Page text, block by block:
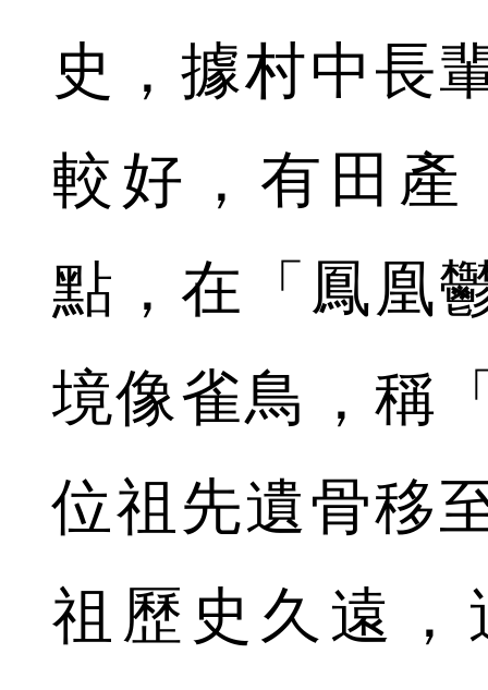
史，據村中長
較好，有田
點，在「鳳凰
境像雀鳥，稱
位祖先遺骨移
祖歷史久遠，